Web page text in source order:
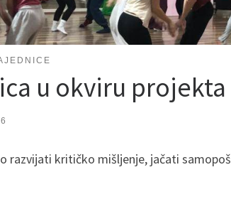
u okviru
razvijati kritičko mišljenje, jačati